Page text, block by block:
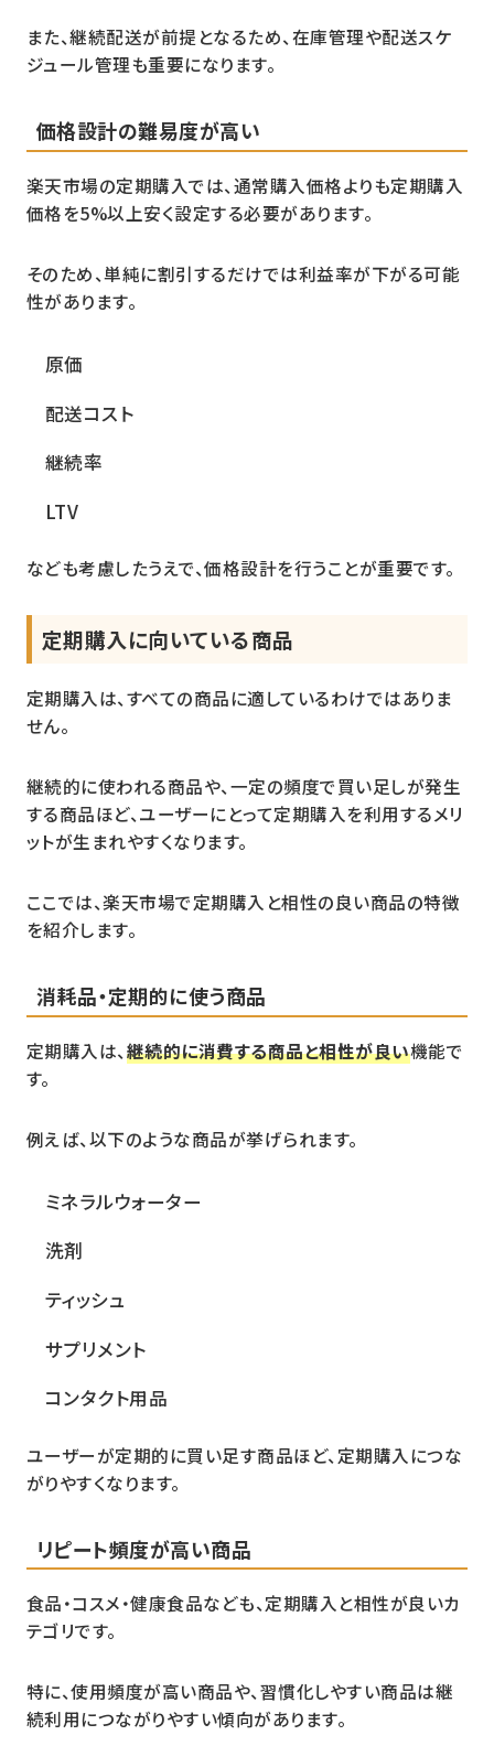
また、継続配送が前提となるため、在庫管理や配送スケ
ジュール管理も重要になります。
価格設計の難易度が高い
楽天市場の定期購入では、通常購入価格よりも定期購入
価格を5%以上安く設定する必要があります。
そのため、単純に割引するだけでは利益率が下がる可能
性があります。
原価
配送コスト
継続率
LTV
なども考慮したうえで、価格設計を行うことが重要です。
定期購入に向いている商品
定期購入は、すべての商品に適しているわけではありま
せん。
継続的に使われる商品や、一定の頻度で買い足しが発生
する商品ほど、ユーザーにとって定期購入を利用するメリ
ットが生まれやすくなります。
ここでは、楽天市場で定期購入と相性の良い商品の特徴
を紹介します。
消耗品・定期的に使う商品
定期購入は、継続的に消費する商品と相性が良い機能で
す。
例えば、以下のような商品が挙げられます。
ミネラルウォーター
洗剤
ティッシュ
サプリメント
コンタクト用品
ユーザーが定期的に買い足す商品ほど、定期購入につな
がりやすくなります。
リピート頻度が高い商品
食品・コスメ・健康食品なども、定期購入と相性が良いカ
テゴリです。
特に、使用頻度が高い商品や、習慣化しやすい商品は継
続利用につながりやすい傾向があります。